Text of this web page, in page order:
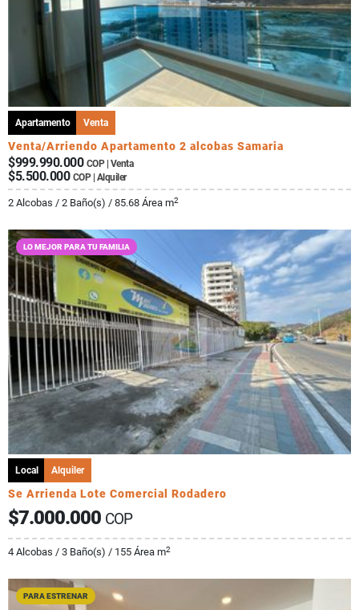
Apartamento Venta
Venta/Arriendo Apartamento 2 alcobas Samaria
$999.990.000 COP | Venta
$5.500.000 COP | Alquiler
2 Alcobas / 2 Baño(s) / 85.68 Área m2
LO MEJOR PARA TU FAMILIA
Local Alquiler
Se Arrienda Lote Comercial Rodadero
$7.000.000 COP
4 Alcobas / 3 Baño(s) / 155 Área m2
PARA ESTRENAR